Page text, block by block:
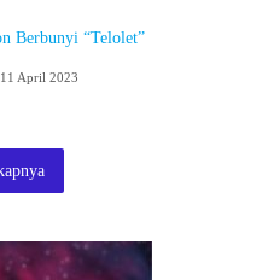
Berbunyi “Telolet”
11 April 2023